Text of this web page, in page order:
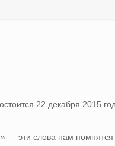
22 декабря 2015
эти слова нам помнятся